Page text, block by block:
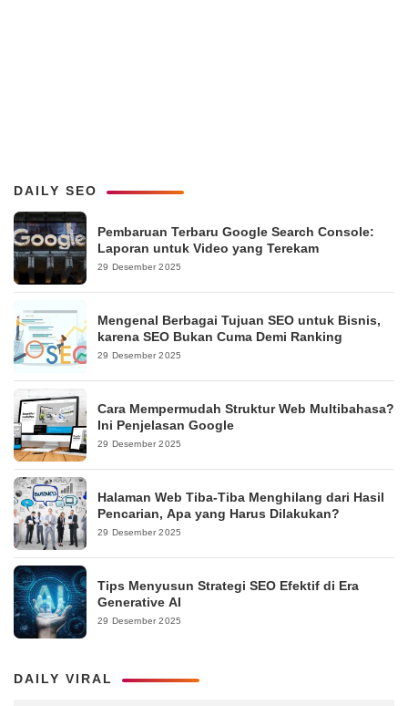
DAILY SEO
Pembaruan Terbaru Google Search Console:
Laporan untuk Video yang Terekam
29 Desember 2025
Mengenal Berbagai Tujuan SEO untuk Bisnis,
karena SEO Bukan Cuma Demi Ranking
29 Desember 2025
Cara Mempermudah Struktur Web Multibahasa?
Ini Penjelasan Google
29 Desember 2025
Halaman Web Tiba-Tiba Menghilang dari Hasil
Pencarian, Apa yang Harus Dilakukan?
29 Desember 2025
Tips Menyusun Strategi SEO Efektif di Era
Generative AI
29 Desember 2025
DAILY VIRAL